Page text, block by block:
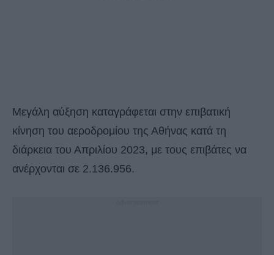
Μεγάλη αύξηση καταγράφεται στην επιβατική
κίνηση του αεροδρομίου της Αθήνας κατά τη
διάρκεια του Απριλίου 2023, με τους επιβάτες να
ανέρχονται σε 2.136.956.